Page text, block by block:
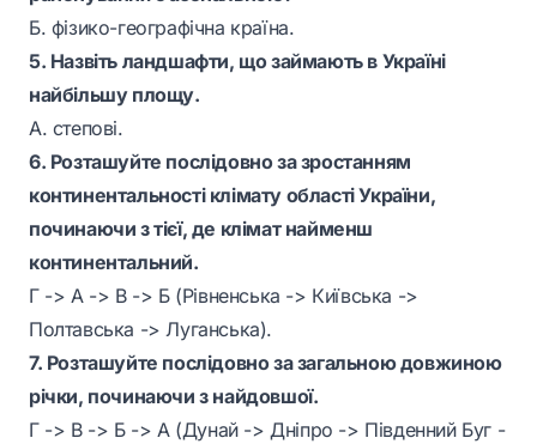
Б. фізико-географічна країна.
5. Назвіть ландшафти, що займають в Україні
найбільшу площу.
А. степові.
6. Розташуйте послідовно за зростанням
континентальності клімату області України,
починаючи з тієї, де клімат найменш
континентальний.
Г -> А -> В -> Б (Рівненська -> Київська ->
Полтавська -> Луганська).
7. Розташуйте послідовно за загальною довжиною
річки, починаючи з найдовшої.
Г -> В -> Б -> А (Дунай -> Дніпро -> Південний Буг -